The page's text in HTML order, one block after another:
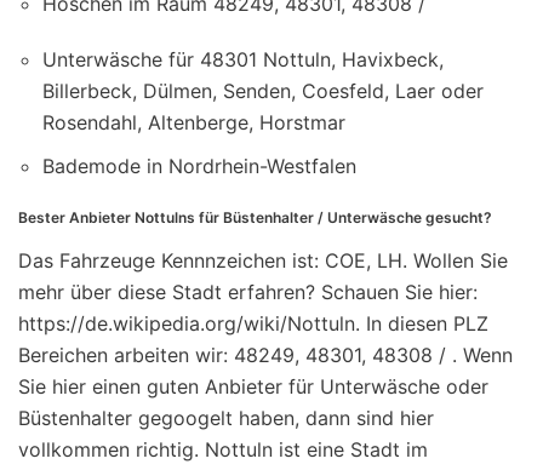
Unterwäsche für 48301 Nottuln, Havixbeck,
Billerbeck, Dülmen, Senden, Coesfeld, Laer oder
Rosendahl, Altenberge, Horstmar
Bademode in Nordrhein-Westfalen
Bester Anbieter Nottulns für Büstenhalter / Unterwäsche gesucht?
Das Fahrzeuge Kennnzeichen ist: COE, LH. Wollen Sie
mehr über diese Stadt erfahren? Schauen Sie hier:
https://de.wikipedia.org/wiki/Nottuln. In diesen PLZ
Bereichen arbeiten wir: 48249, 48301, 48308 / . Wenn
Sie hier einen guten Anbieter für Unterwäsche oder
Büstenhalter gegoogelt haben, dann sind hier
vollkommen richtig. Nottuln ist eine Stadt im